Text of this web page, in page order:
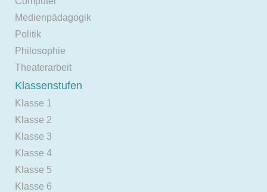
Medienpädagogik
Politik
Philosophie
Theaterarbeit
Klassenstufen
Klasse 1
Klasse 2
Klasse 3
Klasse 4
Klasse 5
Klasse 6